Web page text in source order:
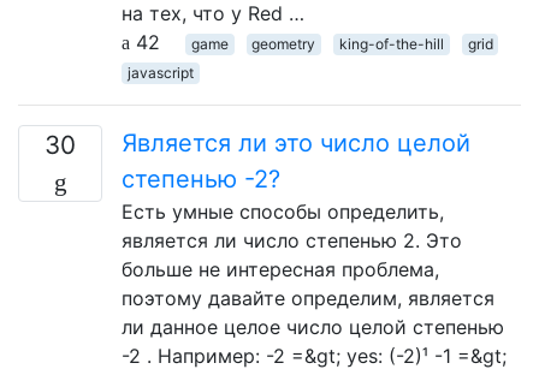
на тех, что у Red …
42
game geometry king-of-the-hill
grid
javascript
30
Является ли это число целой
степенью -2?
Есть умные способы определить,
является ли число степенью 2. Это
больше не интересная проблема,
поэтому давайте определим, является
ли данное целое число целой степенью
-2 . Например: -2 =&gt; yes: (-2)¹ -1 =&gt;